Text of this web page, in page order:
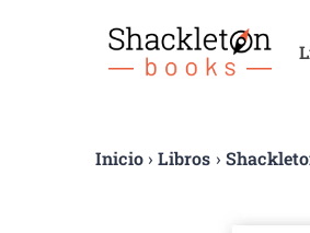
Inicio›Libros ›